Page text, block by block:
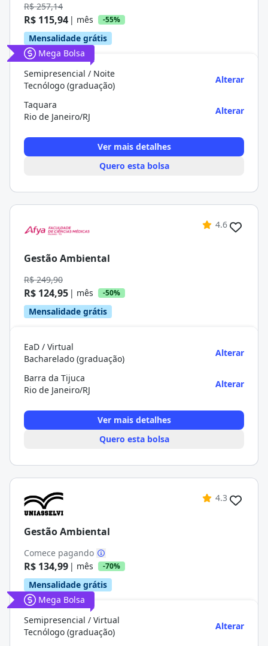
R$ 257,14
R$ 115,94 | mês -55%
Mensalidade grátis
Mega Bolsa
Semipresencial / Noite
Tecnólogo (graduação)
Alterar
Taquara
Rio de Janeiro/RJ
Alterar
Ver mais detalhes
Quero esta bolsa
4.6
Gestão Ambiental
R$ 249,90
R$ 124,95 | mês -50%
Mensalidade grátis
EaD / Virtual
Bacharelado (graduação)
Alterar
Barra da Tijuca
Rio de Janeiro/RJ
Alterar
Ver mais detalhes
Quero esta bolsa
4.3
Gestão Ambiental
Comece pagando
R$ 134,99 | mês -70%
Mensalidade grátis
Mega Bolsa
Semipresencial / Virtual
Tecnólogo (graduação)
Alterar